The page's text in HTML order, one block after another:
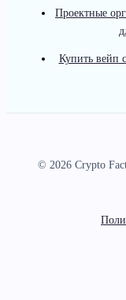
Проектные
Купить вейп
© 2026 Crypto